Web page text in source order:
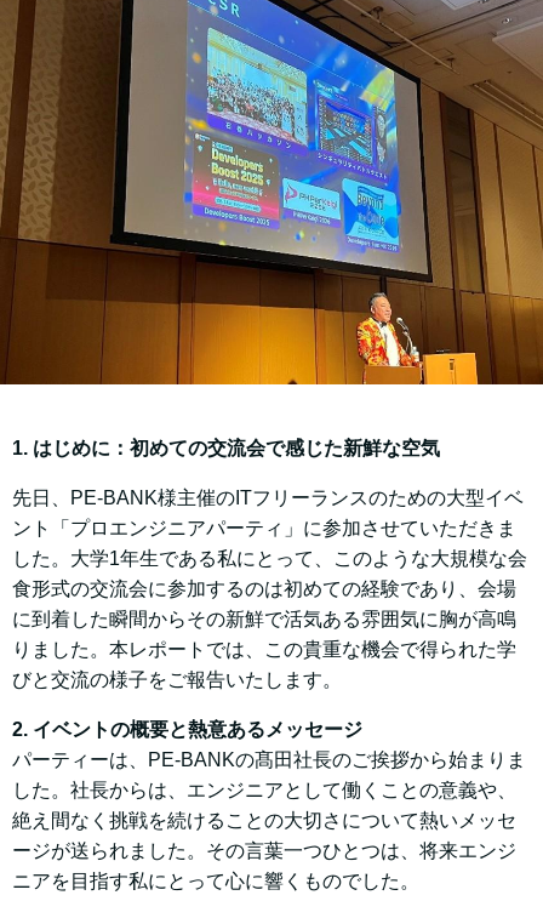
1. はじめに：初めての交流会で感じた新鮮な空気
先日、PE-BANK様主催のITフリーランスのための大型イベ
ント「プロエンジニアパーティ」に参加させていただきま
した。大学1年生である私にとって、このような大規模な会
食形式の交流会に参加するのは初めての経験であり、会場
に到着した瞬間からその新鮮で活気ある雰囲気に胸が高鳴
りました。本レポートでは、この貴重な機会で得られた学
びと交流の様子をご報告いたします。
2. イベントの概要と熱意あるメッセージ
パーティーは、PE-BANKの髙田社長のご挨拶から始まりま
した。社長からは、エンジニアとして働くことの意義や、
絶え間なく挑戦を続けることの大切さについて熱いメッセ
ージが送られました。その言葉一つひとつは、将来エンジ
ニアを目指す私にとって心に響くものでした。